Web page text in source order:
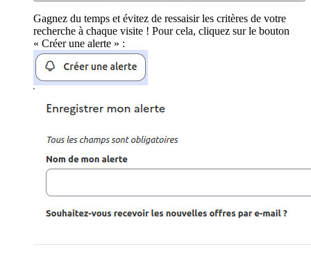
Gagnez du temps et évitez de ressaisir les critères de votre
recherche à chaque visite ! Pour cela, cliquez sur le bouton
« Créer une alerte » :